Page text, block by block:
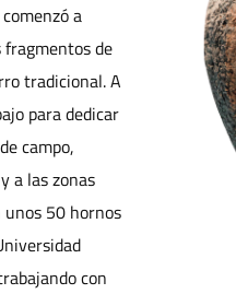
a
de
tradicional. A
para dedicar
campo,
a las zonas
unos 50 hornos
con